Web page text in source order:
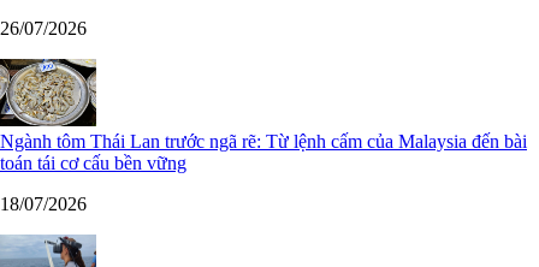
26/07/2026
Ngành tôm Thái Lan trước ngã rẽ: Từ lệnh cấm của Malaysia đến bài
toán tái cơ cấu bền vững
18/07/2026